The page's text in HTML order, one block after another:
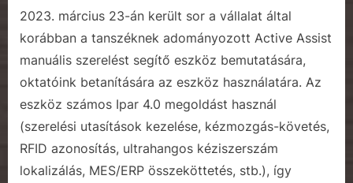
2023. március 23-án került sor a vállalat által
korábban a tanszéknek adományozott Active Assist
manuális szerelést segítő eszköz bemutatására,
oktatóink betanítására az eszköz használatára. Az
eszköz számos Ipar 4.0 megoldást használ
(szerelési utasítások kezelése, kézmozgás-követés,
RFID azonosítás, ultrahangos kéziszerszám
lokalizálás, MES/ERP összeköttetés, stb.), így